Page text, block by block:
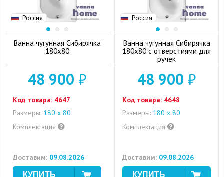
Россия
Ванна чугунная Сибирячка
180x80
48 900 ₽
Код товара: 4647
Размеры: 180 x 80
Комплектация
Доставим: 09.08.2026
Россия
Ванна чугунная Сибирячка
180x80 с отверстиями для
ручек
48 900 ₽
Код товара: 4648
Размеры: 180 x 80
Комплектация
Доставим: 09.08.2026